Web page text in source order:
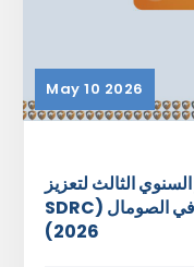
الثالث لتعزيز
القدرة على مواجهة الكوارث في الصومال (SDRC
2026)
May 10 2026